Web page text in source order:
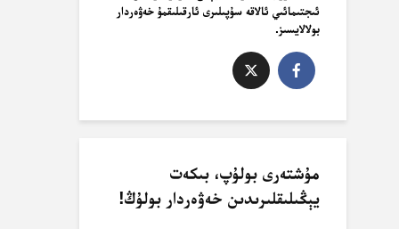
ئىجتىمائىي ئالاقە سۇپىلىرى ئارقىلىقمۇ خەۋەردار
بولالايسىز.
مۇشتەرى بولۇپ، بىكەت
يېڭىلىقلىرىدىن خەۋەردار بولۇڭ!